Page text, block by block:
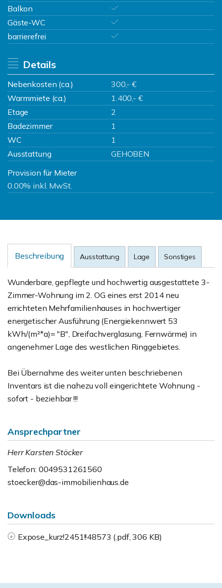
Balkon
Gäste-WC
barrierefrei
Details
Nebenkosten (ca.)
300,- €
Warmmiete (ca.)
1.400,- €
Etage
2
Badezimmer
1
WC
1
Ausstattung
GEHOBEN
Provision für Mieter
0.00% inkl. MwSt.
Beschreibung Ausstattung Lage Sonstiges
Wunderbare, gepflegte und hochwertig ausgestattete 3-
Zimmer-Wohnung im 2. OG eines erst 2014 neu
errichteten Mehrfamilienhauses in hochwertiger
energetischer Ausführung (Energiekennwert 53
kWh/(m²*a)= "B", Dreifachverglasung, Fernwärme) in
angenehmer Lage des westlichen Ringgebietes.
Bei Übernahme des weiter unten beschriebenen
Inventars ist die nahezu voll eingerichtete Wohnung -
sofort - beziehbar !!!
Ansprechpartner
Herr Karsten Stöcker
Telefon: 0049531261560
stoecker@das-immobilienhaus.de
Downloads
Expose_kurz!2451!!48573 (.pdf, 306 KB)